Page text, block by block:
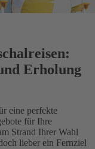
Erholung
eine perfekte
für Ihre
Strand Ihrer Wahl
lieber ein Fernziel